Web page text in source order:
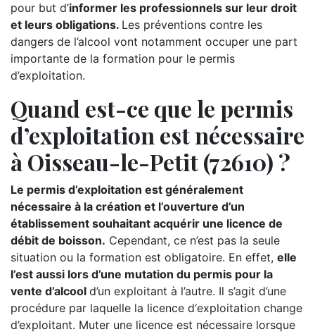
pour but d’informer les professionnels sur leur droit
et leurs obligations. Les préventions contre les
dangers de l’alcool vont notamment occuper une part
importante de la formation pour le permis
d’exploitation.
Quand est-ce que le permis
d’exploitation est nécessaire
à Oisseau-le-Petit (72610) ?
Le permis d’exploitation est généralement
nécessaire à la création et l’ouverture d’un
établissement souhaitant acquérir une licence de
débit de boisson. Cependant, ce n’est pas la seule
situation ou la formation est obligatoire. En effet, elle
l’est aussi lors d’une mutation du permis pour la
vente d’alcool d’un exploitant à l’autre. Il s’agit d’une
procédure par laquelle la licence d‘exploitation change
d’exploitant. Muter une licence est nécessaire lorsque